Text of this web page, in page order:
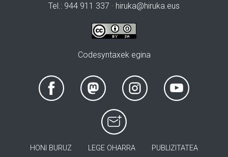
Tel.: 944 911 337 · hiruka@hiruka.eus
Codesyntaxek egina
HONI BURUZ LEGE OHARRA PUBLIZITATEA